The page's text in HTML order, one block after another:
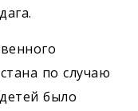
по случаю
было